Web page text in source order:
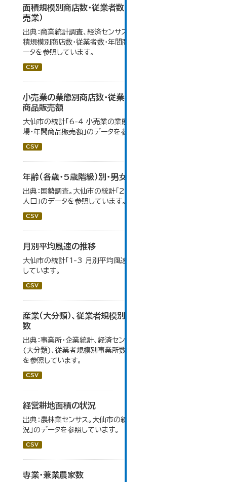
面積規模別商店数・従業者数・年間商品販売額（小
売業）
出典：商業統計調査、経済センサス。 大仙市の統計「6-5 面
積規模別商店数・従業者数・年間商品販売額（小売業）」のデ
ータを参照しています。
CSV
小売業の業態別商店数・従業者数・売場面積・年間
商品販売額
大仙市の統計「6-4 小売業の業態別商店数・従業者数・売
場・年間商品販売額」のデータを参照しています。
CSV
年齢（各歳・5歳階級）別・男女別人口
出典：国勢調査。大仙市の統計「2-1 年齢（各歳）別・男女別
人口」のデータを参照しています。
CSV
月別平均風速の推移
大仙市の統計「1-3 月別平均風速の推移」のデータを参照
しています。
CSV
産業（大分類）、従業者規模別事業所数及び従業者
数
出典：事業所・企業統計、経済センサス。大仙市の統計「産業
(大分類)、従業者規模別事業所数及び従業者数」のデータ
を参照しています。
CSV
経営耕地面積の状況
出典：農林業センサス。大仙市の統計「3-1 農業経営体の状
況」のデータを参照しています。
CSV
専業・兼業農家数